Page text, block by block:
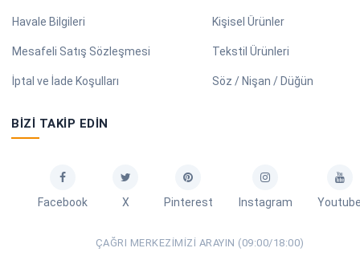
Havale Bilgileri
Mesafeli Satış Sözleşmesi
İptal ve İade Koşulları
Kişisel Ürünler
Tekstil Ürünleri
Söz / Nişan / Düğün
BIZI TAKIP EDIN
Facebook X Pinterest Instagram
ÇAĞRI MERKEZIMIZI ARAYIN (09:00/18:00)